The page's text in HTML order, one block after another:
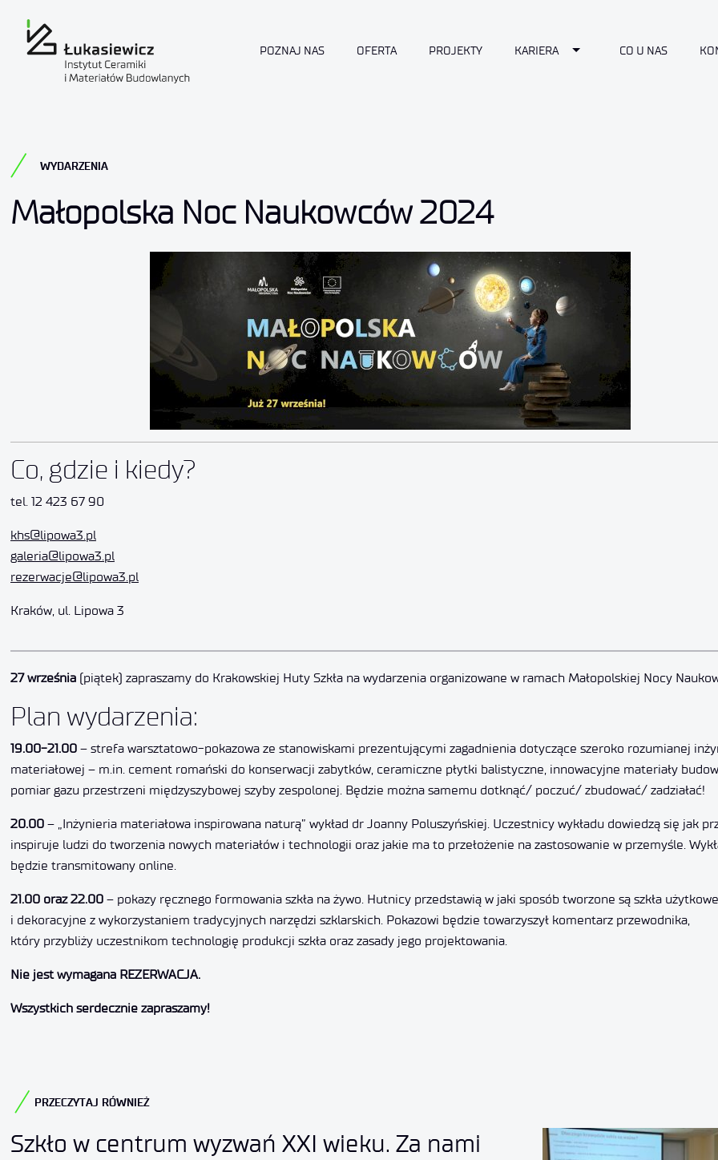
POZNAJ NAS OFERTA PROJEKTY KARIERA Toggle Dropdown
CO U NAS
WYDARZENIA
Małopolska Noc Naukowców 2024
Co, gdzie i kiedy?
tel. 12 423 67 90
khs@lipowa3.pl
galeria@lipowa3.pl
rezerwacje@lipowa3.pl
Kraków, ul. Lipowa 3
27 września (piątek) zapraszamy do Krakowskiej Huty Szkła na wydarzenia organizowane w ramach Małopolskiej Nocy
Plan wydarzenia:
19.00-21.00 – strefa warsztatowo-pokazowa ze stanowiskami prezentującymi zagadnienia dotyczące szeroko rozumianej
materiałowej – m.in. cement romański do konserwacji zabytków, ceramiczne płytki balistyczne, innowacyjne materiały
pomiar gazu przestrzeni międzyszybowej szyby zespolonej. Będzie można samemu dotknąć/ poczuć/ zbudować/ zadziałać!
20.00 – „Inżynieria materiałowa inspirowana naturą” wykład dr Joanny Poluszyńskiej. Uczestnicy wykładu dowiedzą się jak
inspiruje ludzi do tworzenia nowych materiałów i technologii oraz jakie ma to przełożenie na zastosowanie w przemyśle.
będzie transmitowany online.
21.00 oraz 22.00 – pokazy ręcznego formowania szkła na żywo. Hutnicy przedstawią w jaki sposób tworzone są szkła użytkowe
i dekoracyjne z wykorzystaniem tradycyjnych narzędzi szklarskich. Pokazowi będzie towarzyszył komentarz przewodnika,
który przybliży uczestnikom technologię produkcji szkła oraz zasady jego projektowania.
Nie jest wymagana REZERWACJA.
Wszystkich serdecznie zapraszamy!
PRZECZYTAJ RÓWNIEŻ
Szkło w centrum wyzwań XXI wieku. Za nami